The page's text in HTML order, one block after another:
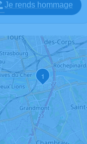
Je rends hommage
1